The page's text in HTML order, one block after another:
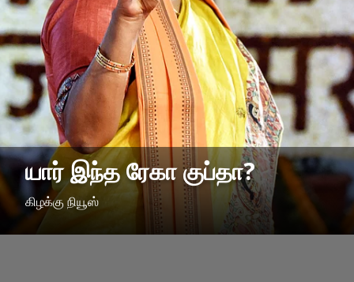
யார் இந்த ரேகா குப்தா?
கிழக்கு நியூஸ்